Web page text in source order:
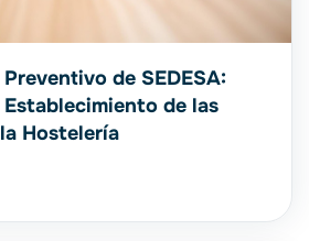
de SEDESA:
de las
Hostelería